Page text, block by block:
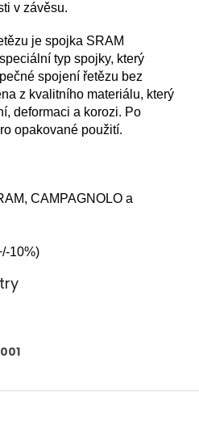
v závěsu.
je spojka SRAM
typ spojky, který
spojení řetězu bez
z kvalitního materiálu, který
deformaci a korozi. Po
opakované použití.
CAMPAGNOLO a
10%)